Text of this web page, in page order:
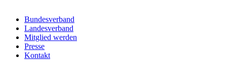
Bundesverband
Landesverband
Mitglied werden
Presse
Kontakt